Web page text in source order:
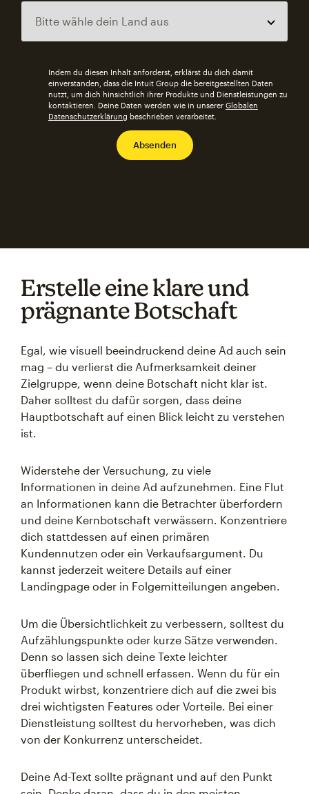
Indem du diesen Inhalt anforderst, erklärst du dich damit
einverstanden, dass die Intuit Group die bereitgestellten Daten
nutzt, um dich hinsichtlich ihrer Produkte und Dienstleistungen zu
kontaktieren. Deine Daten werden wie in unserer Globalen
Datenschutzerklärung beschrieben verarbeitet.
Erstelle eine klare und
prägnante Botschaft
Egal, wie visuell beeindruckend deine Ad auch sein
mag – du verlierst die Aufmerksamkeit deiner
Zielgruppe, wenn deine Botschaft nicht klar ist.
Daher solltest du dafür sorgen, dass deine
Hauptbotschaft auf einen Blick leicht zu verstehen
ist.
Widerstehe der Versuchung, zu viele
Informationen in deine Ad aufzunehmen. Eine Flut
an Informationen kann die Betrachter überfordern
und deine Kernbotschaft verwässern. Konzentriere
dich stattdessen auf einen primären
Kundennutzen oder ein Verkaufsargument. Du
kannst jederzeit weitere Details auf einer
Landingpage oder in Folgemitteilungen angeben.
Um die Übersichtlichkeit zu verbessern, solltest du
Aufzählungspunkte oder kurze Sätze verwenden.
Denn so lassen sich deine Texte leichter
überfliegen und schnell erfassen. Wenn du für ein
Produkt wirbst, konzentriere dich auf die zwei bis
drei wichtigsten Features oder Vorteile. Bei einer
Dienstleistung solltest du hervorheben, was dich
von der Konkurrenz unterscheidet.
Deine Ad-Text sollte prägnant und auf den Punkt